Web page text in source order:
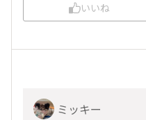
いいね
ミッキー